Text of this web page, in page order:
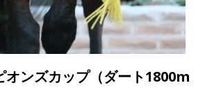
オンズカップ（ダート1800m